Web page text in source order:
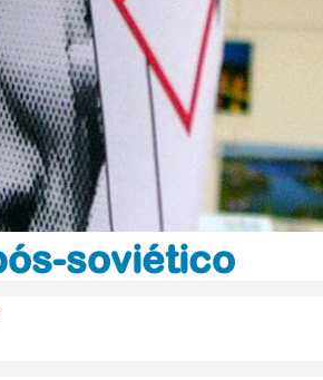
soviético